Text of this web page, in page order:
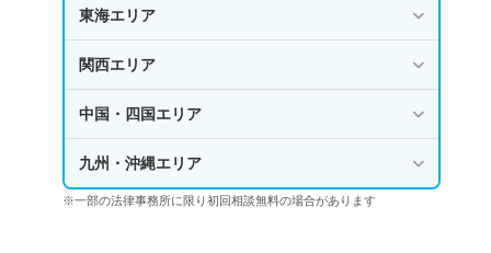
東海エリア
関西エリア
中国・四国エリア
九州・沖縄エリア
※一部の法律事務所に限り初回相談無料の場合があります